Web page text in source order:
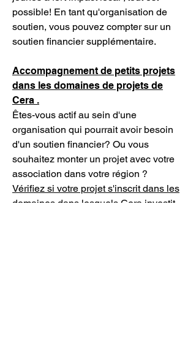
possible! En tant qu'organisation de
soutien, vous pouvez compter sur un
soutien financier supplémentaire.
Accompagnement de petits projets
dans les domaines de projets de
Cera .
Êtes-vous actif au sein d'une
organisation qui pourrait avoir besoin
d'un soutien financier? Ou vous
souhaitez monter un projet avec votre
association dans votre région ?
Vérifiez si votre projet s'inscrit dans les
domaines dans lesquels Cera investit